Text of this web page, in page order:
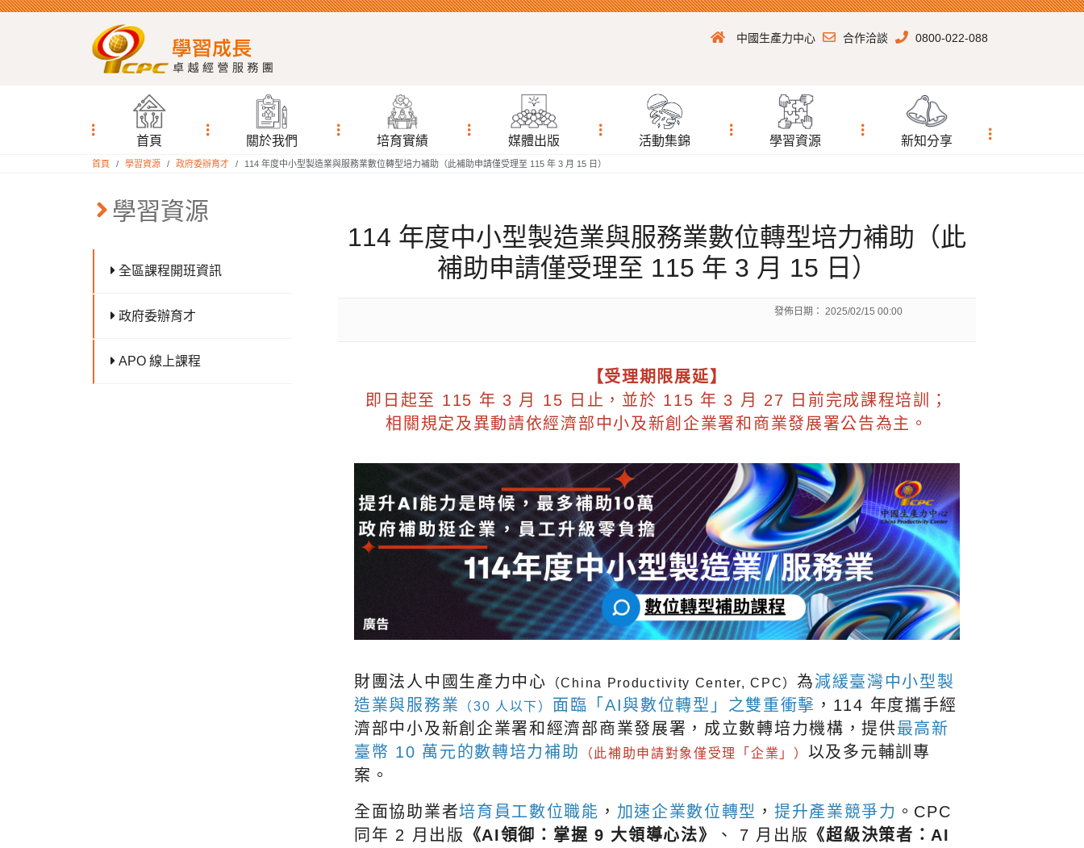
中國生產力中心 合作洽談 0800-022-088
首頁 關於我們 培育實績 媒體出版 活動集錦 學習資源
新知分享
首頁 學習資源 政府委辦育才 114 年度中小型製造業與服務業數位轉型培力補助（此補助申請僅受理至 115 年 3 月 15 日）
學習資源
全區課程開班資訊
政府委辦育才
APO 線上課程
114 年度中小型製造業與服務業數位轉型培力補助（此
補助申請僅受理至 115 年 3 月 15 日）
發佈日期： 2025/02/15 00:00
【受理期限展延】
即日起至 115 年 3 月 15 日止，並於 115 年 3 月 27 日前完成課程培訓；
相關規定及異動請依經濟部中小及新創企業署和商業發展署公告為主。
財團法人中國生產力中心 （China Productivity Center, CPC）為減緩臺灣中小型 製
造業與服務業 （30 人以下） 面臨「AI與數位轉型」之雙重衝擊 ，114 年度攜手經
濟部中小及新創企業署和 經濟部商業發展署 ，成立數轉培力機構，提供最高新
臺幣 10 萬元的數轉培力補助
（此補助申請對象僅受理「企業」） 以及多元輔訓專
案。
全面協助業者培育員工數位職能 ， 加速企業數位轉型 ， 提升產業競爭力 。CPC
同 年 2 月出版 《AI領御：掌握 9 大領導心法》 、 7 月出版 《超級決策者：AI